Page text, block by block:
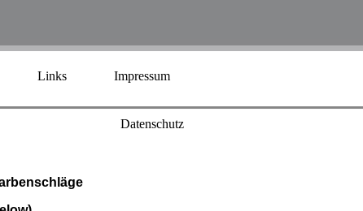
Links Impressum
Datenschutz